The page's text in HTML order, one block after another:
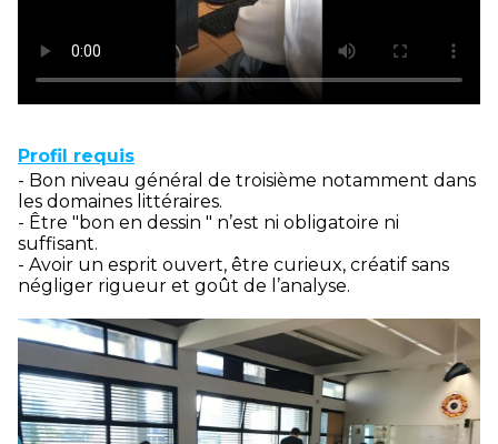
Profil requis
- Bon niveau général de troisième notamment dans
les domaines littéraires.
- Être "bon en dessin " n’est ni obligatoire ni
suffisant.
- Avoir un esprit ouvert, être curieux, créatif sans
négliger rigueur et goût de l’analyse.